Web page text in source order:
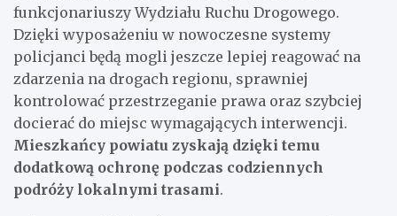
funkcjonariuszy Wydziału Ruchu Drogowego.
Dzięki wyposażeniu w nowoczesne systemy
policjanci będą mogli jeszcze lepiej reagować na
zdarzenia na drogach regionu, sprawniej
kontrolować przestrzeganie prawa oraz szybciej
docierać do miejsc wymagających interwencji.
Mieszkańcy powiatu zyskają dzięki temu
dodatkową ochronę podczas codziennych
podróży lokalnymi trasami.